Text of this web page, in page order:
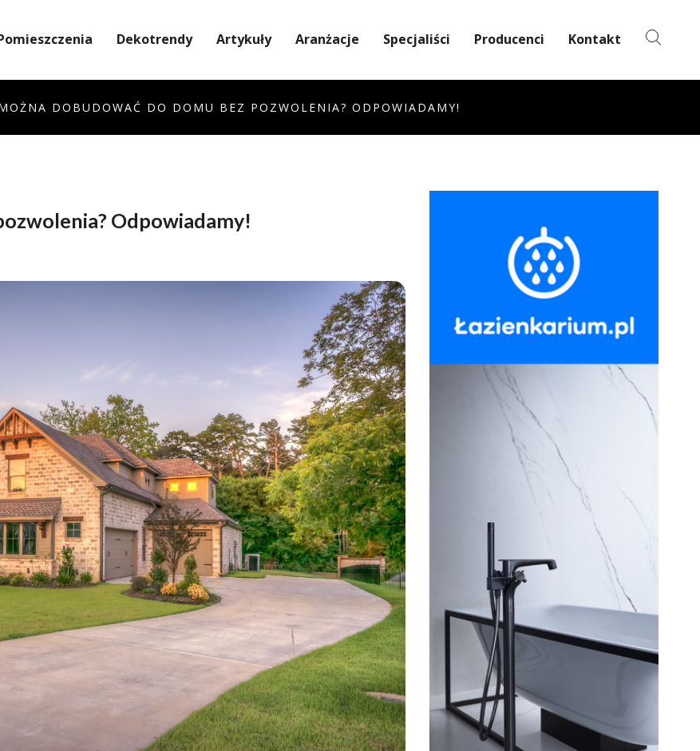
Dekotrendy Artykuły Aranżacje Specjaliści Producenci Kontakt
DOBUDOWAĆ DO DOMU BEZ POZWOLENIA? ODPOWIADAMY!
Odpowiadamy!